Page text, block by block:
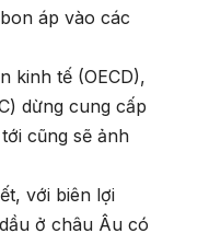
áp vào các
kinh tế (OECD),
dừng cung cấp
cũng sẽ ảnh
với biên lợi
ở châu Âu có